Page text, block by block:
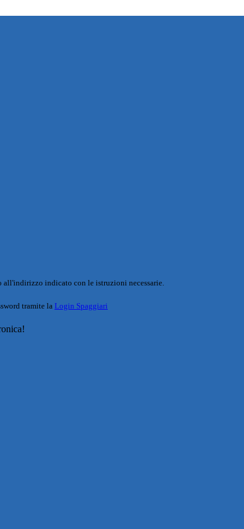
all'indirizzo indicato con le istruzioni necessarie.
tramite la Login Spaggiari